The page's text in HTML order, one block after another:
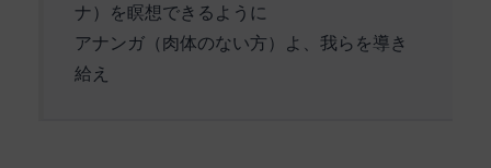
ナ）を瞑想できるように
アナンガ（肉体のない方）よ、我らを導き
給え